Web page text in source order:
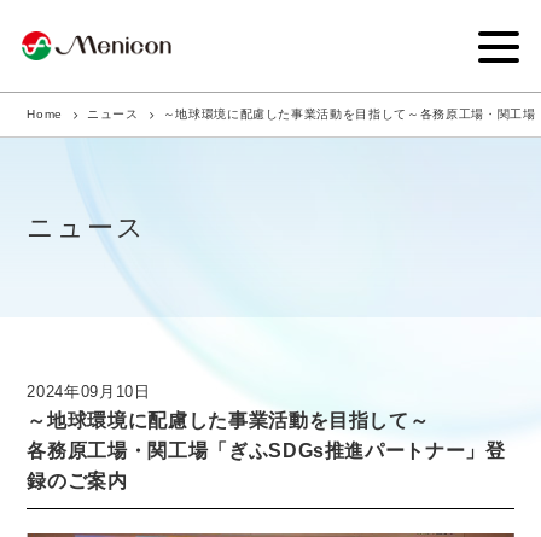
企業情報
商品サイト
ニュース
採用情報
Home ニュース ～地球環境に配慮した事業活動を目指して～各務原工場・関工
ニュース
2024年09月10日
～地球環境に配慮した事業活動を目指して～
各務原工場・関工場「ぎふSDGs推進パートナー」登
録のご案内